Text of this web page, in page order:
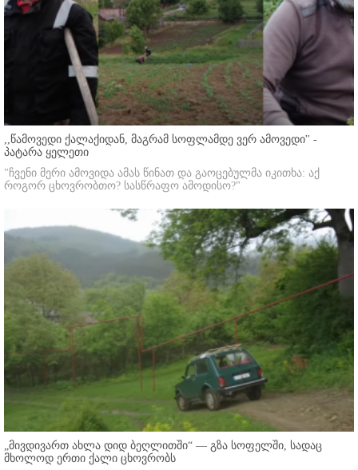
,,წამოვედი ქალაქიდან, მაგრამ სოფლამდე ვერ ამოვედი'' -
პატარა ყელეთი
"ჩვენი მერი ამოვიდა ამას წინათ და გაოცებულმა იკითხა: აქ
როგორ ცხოვრობთო? სასწრაფო ამოდისო?"
„მივდივართ ახლა დიდ ბეღლითში“ — გზა სოფელში, სადაც
მხოლოდ ერთი ქალი ცხოვრობს